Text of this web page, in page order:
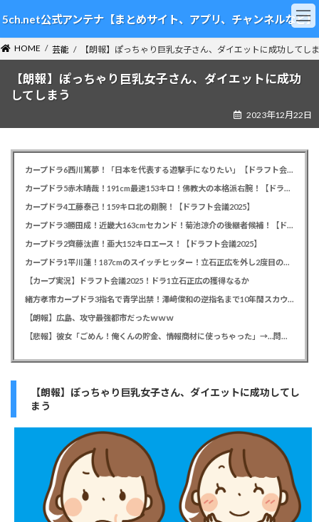
ン
テ
ン
ツ
ビ
ゲ
ー
シ
5ch.net公式アンテナ【まとめサイト、アプリ、チャンネルなど】
HOME 芸能 【朗報】ぽっちゃり巨乳女子さん、ダイエットに成功してし
【朗報】ぽっちゃり巨乳女子さん、ダイエットに成功
してしまう
2023年12月22日
カープドラ6西川篤夢！「日本を代表する遊撃手になりたい」【ドラフト会議2025】
カープドラ5赤木晴哉！191cm最速153キロ！佛教大の本格派右腕！【ドラフト会議2025】
カープドラ4工藤泰己！159キロ北の剛腕！【ドラフト会議2025】
カープドラ3勝田成！近畿大163cmセカンド！菊池涼介の後継者候補！【ドラフト会議2025】
カープドラ2齊藤汰直！亜大152キロエース！【ドラフト会議2025】
カープドラ1平川蓮！187cmのスイッチヒッター！立石正広を外し2度目の重複も新井監督がクジを引き当てる！【ドラフト会議2025】
【カープ実況】ドラフト会議2025！ドラ1立石正広の獲得なるか
緒方孝市カープドラ3指名で青学出禁！澤﨑俊和の逆指名まで10年間スカウト出禁
【朗報】広島、攻守最強都市だったｗｗｗ
【悲報】彼女「ごめん！俺くんの貯金、情報商材に使っちゃった」→…問い詰めたらギャン泣きされたんだが俺が悪いのか？
【朗報】ぽっちゃり巨乳女子さん、ダイエットに成功してし
まう